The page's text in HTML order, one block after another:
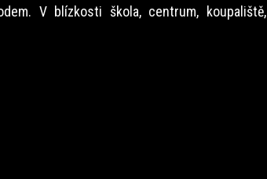
V blízkosti škola, centrum, koupaliště,